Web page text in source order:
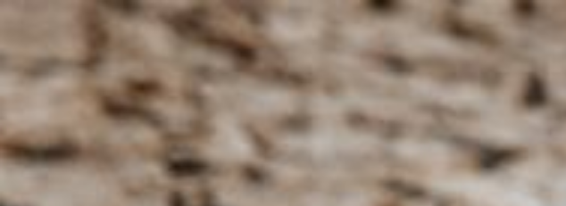
Qui sommes-nous ? S'inscrire à la newsletter Découvrir l'UNSA